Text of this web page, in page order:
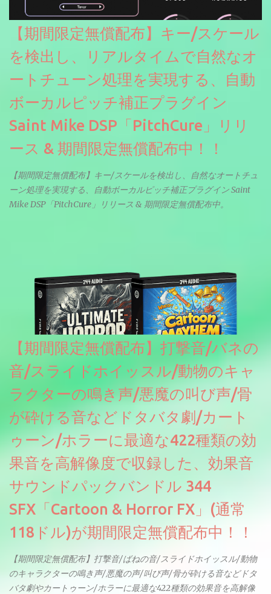
【期間限定無償配布】キー/スケール
を検出し、リアルタイムで自然なオ
ートチューン処理を実現する、自動
ボーカルピッチ補正プラグイン
Saint Mike DSP「PitchCure」リリ
ース & 期間限定無償配布中！！
【期間限定無償配布】キー/スケールを検出し、自然なオートチュ
ーン処理を実現する、自動ボーカルピッチ補正プラグイン Saint
Mike DSP「PitchCure」リリース & 期間限定無償配布中。
【期間限定無償配布】打撃音/バネの
音/スライドホイッスル/動物のキャ
ラクターの鳴き声/悪魔の叫び声/骨
が砕ける音などドタバタ劇/カート
ゥーン/ホラーに最適な422種類の効
果音を高解像度で収録した、効果音
サウンドパックバンドル 344
SFX「Cartoon & Horror FX」(通常
118ドル)が期間限定無償配布中！！
【期間限定無償配布】打撃音/ばねの音/スライドホイッスル/動物
のキャラクターの鳴き声/悪魔の声/叫び声/骨が砕ける音などドタ
バタ劇やカートゥーン/ホラーに最適な422種類の効果音を高解像